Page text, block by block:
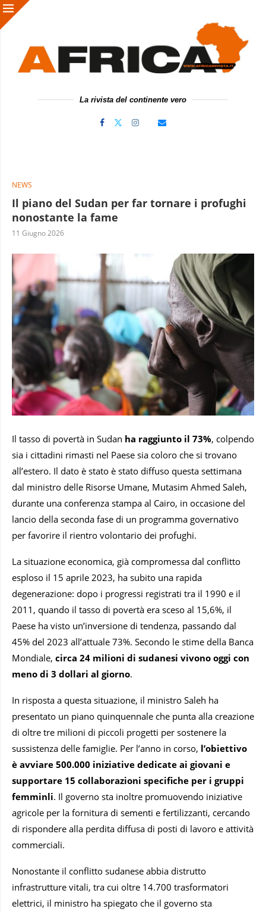
La rivista del continente vero
NEWS
Il piano del Sudan per far tornare i profughi
nonostante la fame
11 Giugno 2026
Il tasso di povertà in Sudan ha raggiunto il 73%, colpendo
sia i cittadini rimasti nel Paese sia coloro che si trovano
all’estero. Il dato è stato è stato diffuso questa settimana
dal ministro delle Risorse Umane, Mutasim Ahmed Saleh,
durante una conferenza stampa al Cairo, in occasione del
lancio della seconda fase di un programma governativo
per favorire il rientro volontario dei profughi.
La situazione economica, già compromessa dal conflitto
esploso il 15 aprile 2023, ha subito una rapida
degenerazione: dopo i progressi registrati tra il 1990 e il
2011, quando il tasso di povertà era sceso al 15,6%, il
Paese ha visto un’inversione di tendenza, passando dal
45% del 2023 all’attuale 73%. Secondo le stime della Banca
Mondiale, circa 24 milioni di sudanesi vivono oggi con
meno di 3 dollari al giorno.
In risposta a questa situazione, il ministro Saleh ha
presentato un piano quinquennale che punta alla creazione
di oltre tre milioni di piccoli progetti per sostenere la
sussistenza delle famiglie. Per l’anno in corso, l’obiettivo
è avviare 500.000 iniziative dedicate ai giovani e
supportare 15 collaborazioni specifiche per i gruppi
femminli. Il governo sta inoltre promuovendo iniziative
agricole per la fornitura di sementi e fertilizzanti, cercando
di rispondere alla perdita diffusa di posti di lavoro e attività
commerciali.
Nonostante il conflitto sudanese abbia distrutto
infrastrutture vitali, tra cui oltre 14.700 trasformatori
elettrici, il ministro ha spiegato che il governo sta